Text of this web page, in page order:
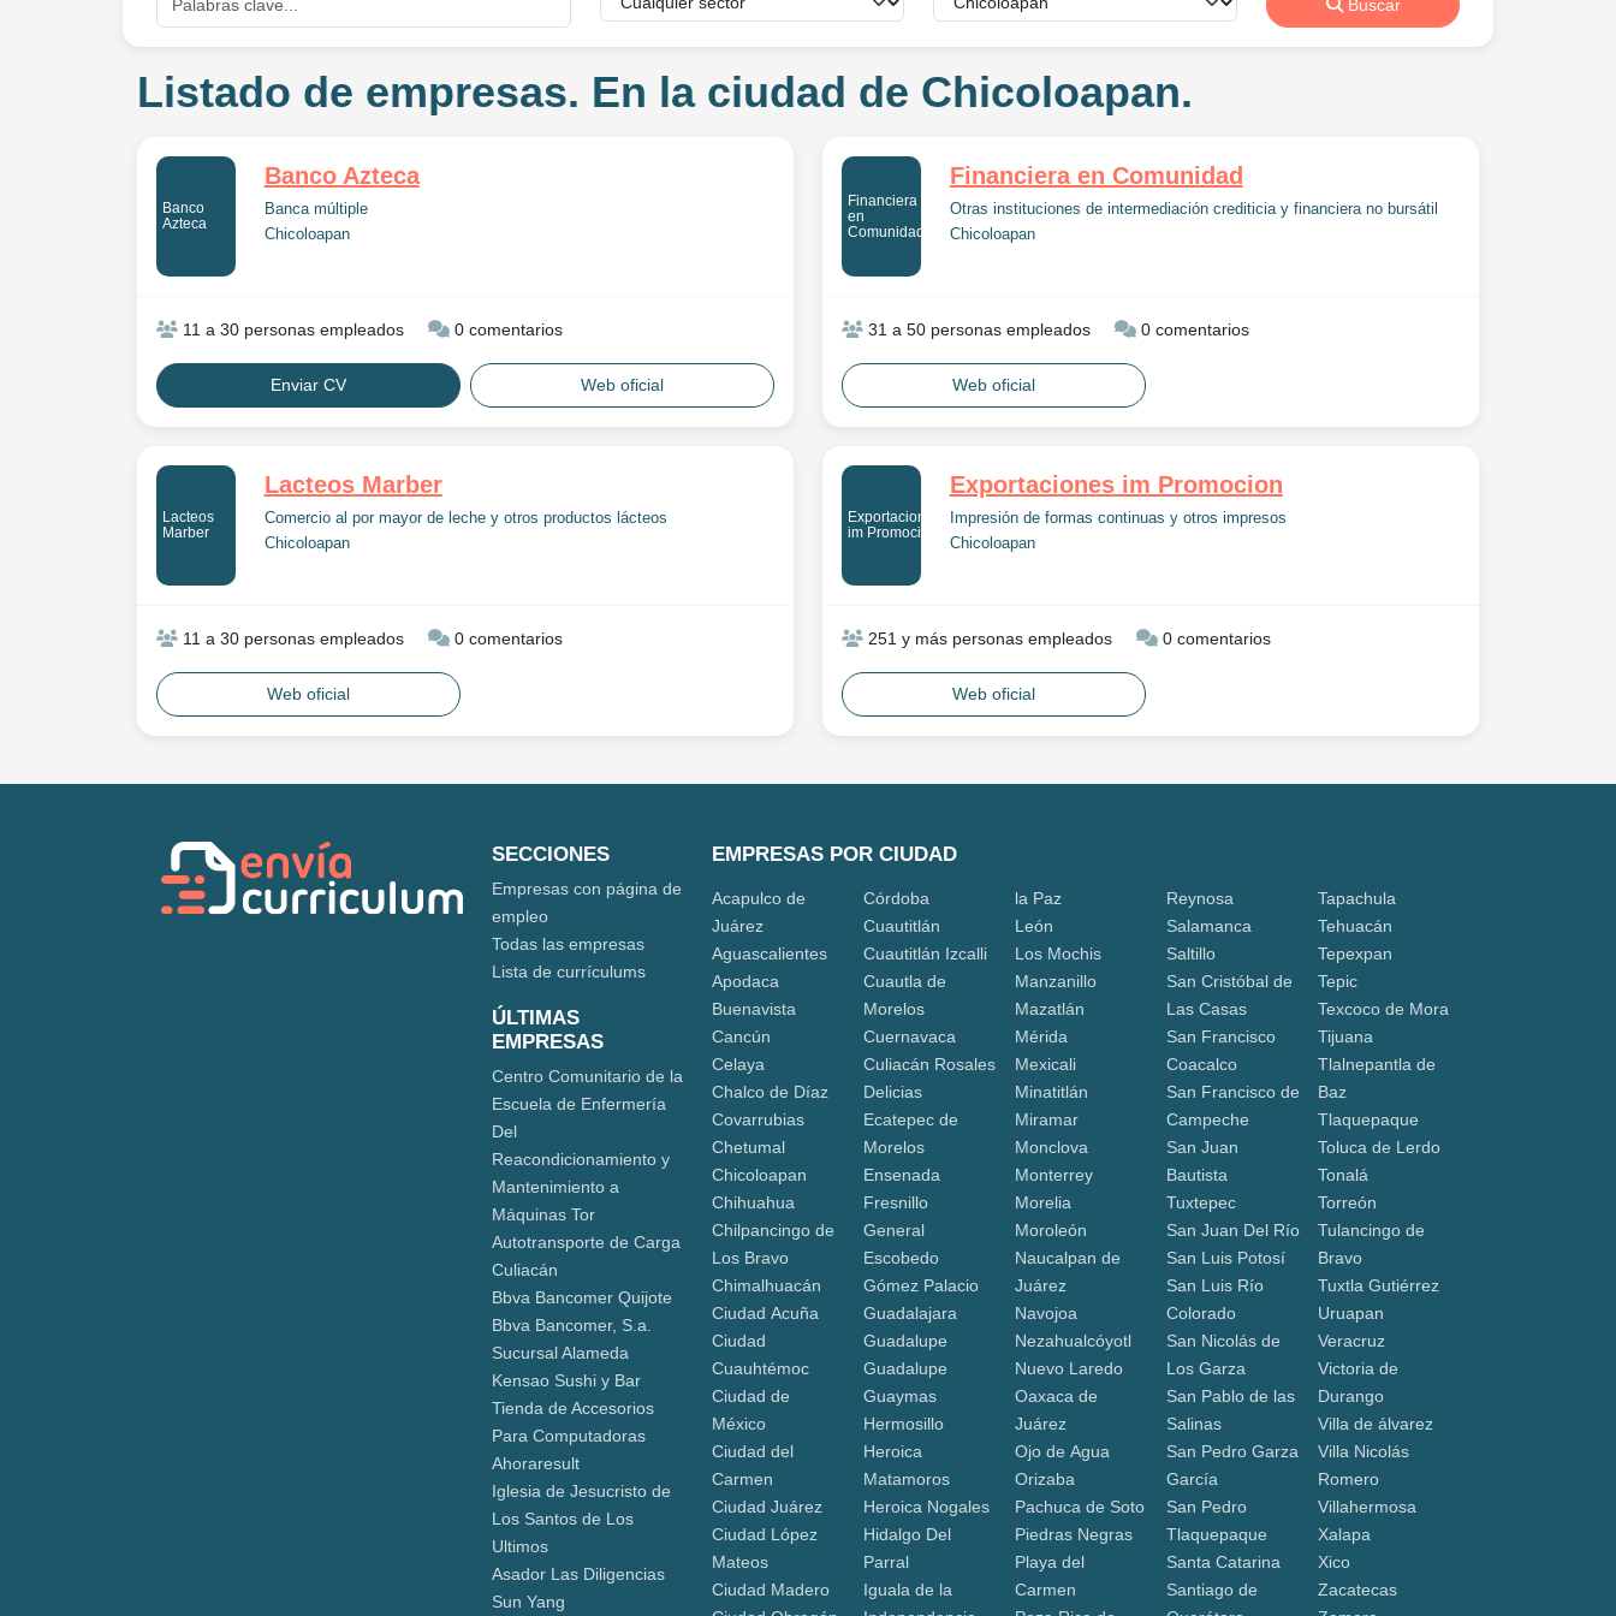
Buscar
Listado de empresas. En la ciudad de Chicoloapan.
Banco
Azteca
Banco Azteca
Banca múltiple
Chicoloapan
11 a 30 personas empleados 0 comentarios
Enviar CV Web oficial
Financiera
en
Comunidad
Financiera en Comunidad
Otras instituciones de intermediación crediticia y financiera no bursátil
Chicoloapan
31 a 50 personas empleados 0 comentarios
Web oficial
Lacteos
Marber
Lacteos Marber
Comercio al por mayor de leche y otros productos lácteos
Chicoloapan
11 a 30 personas empleados 0 comentarios
Web oficial
Exportaciones
im Promocion
Exportaciones im Promocion
Impresión de formas continuas y otros impresos
Chicoloapan
251 y más personas empleados 0 comentarios
Web oficial
SECCIONES
Empresas con página de
empleo
Todas las empresas
Lista de currículums
ÚLTIMAS
EMPRESAS
Centro Comunitario de la
Escuela de Enfermería
Del
Reacondicionamiento y
Mantenimiento a
Máquinas Tor
Autotransporte de Carga
Culiacán
Bbva Bancomer Quijote
Bbva Bancomer, S.a.
Sucursal Alameda
Kensao Sushi y Bar
Tienda de Accesorios
Para Computadoras
Ahoraresult
Iglesia de Jesucristo de
Los Santos de Los
Ultimos
Asador Las Diligencias
Sun Yang
EMPRESAS POR CIUDAD
Acapulco de
Juárez
Aguascalientes
Apodaca
Buenavista
Cancún
Celaya
Chalco de Díaz
Covarrubias
Chetumal
Chicoloapan
Chihuahua
Chilpancingo de
Los Bravo
Chimalhuacán
Ciudad Acuña
Ciudad
Cuauhtémoc
Ciudad de
México
Ciudad del
Carmen
Ciudad Juárez
Ciudad López
Mateos
Ciudad Madero
Córdoba
Cuautitlán
Cuautitlán Izcalli
Cuautla de
Morelos
Cuernavaca
Culiacán Rosales
Delicias
Ecatepec de
Morelos
Ensenada
Fresnillo
General
Escobedo
Gómez Palacio
Guadalajara
Guadalupe
Guadalupe
Guaymas
Hermosillo
Heroica
Matamoros
Heroica Nogales
Hidalgo Del
Parral
Iguala de la
la Paz
León
Los Mochis
Manzanillo
Mazatlán
Mérida
Mexicali
Minatitlán
Miramar
Monclova
Monterrey
Morelia
Moroleón
Naucalpan de
Juárez
Navojoa
Nezahualcóyotl
Nuevo Laredo
Oaxaca de
Juárez
Ojo de Agua
Orizaba
Pachuca de Soto
Piedras Negras
Playa del
Carmen
Reynosa
Salamanca
Saltillo
San Cristóbal de
Las Casas
San Francisco
Coacalco
San Francisco de
Campeche
San Juan
Bautista
Tuxtepec
San Juan Del Río
San Luis Potosí
San Luis Río
Colorado
San Nicolás de
Los Garza
San Pablo de las
Salinas
San Pedro Garza
García
San Pedro
Tlaquepaque
Santa Catarina
Santiago de
Tapachula
Tehuacán
Tepexpan
Tepic
Texcoco de Mora
Tijuana
Tlalnepantla de
Baz
Tlaquepaque
Toluca de Lerdo
Tonalá
Torreón
Tulancingo de
Bravo
Tuxtla Gutiérrez
Uruapan
Veracruz
Victoria de
Durango
Villa de álvarez
Villa Nicolás
Romero
Villahermosa
Xalapa
Xico
Zacatecas